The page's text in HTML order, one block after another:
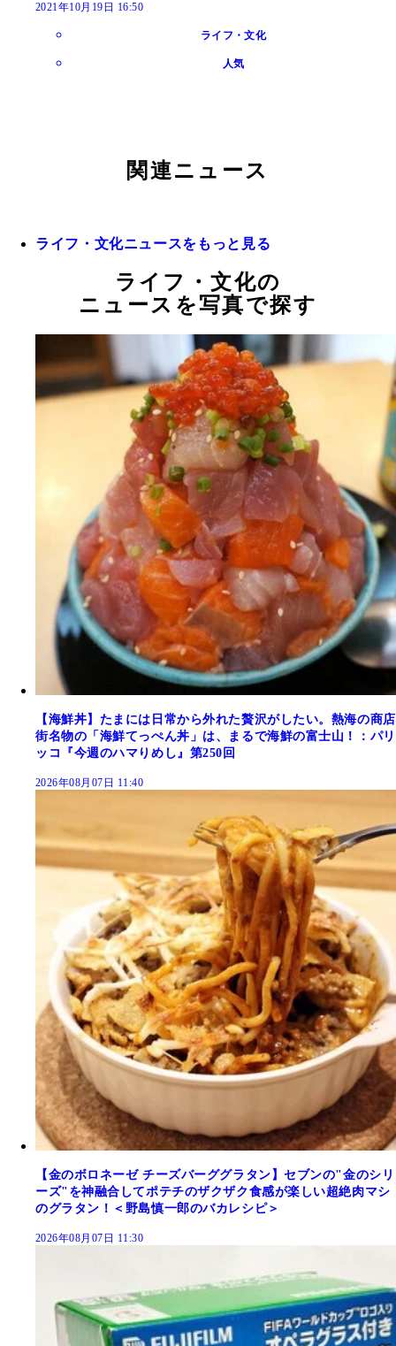
2021年10月19日 16:50
ライフ・文化
人気
関連ニュース
ライフ・文化ニュースをもっと見る
ライフ・文化の
ニュースを写真で探す
【海鮮丼】たまには日常から外れた贅沢がしたい。熱海の商店
街名物の「海鮮てっぺん丼」は、まるで海鮮の富士山！：パリ
ッコ『今週のハマりめし』第250回
2026年08月07日 11:40
【金のボロネーゼ チーズバーググラタン】セブンの"金のシリ
ーズ"を神融合してポテチのザクザク食感が楽しい超絶肉マシ
のグラタン！＜野島慎一郎のバカレシピ＞
2026年08月07日 11:30